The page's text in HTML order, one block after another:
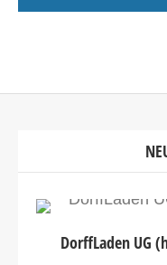
DorffLaden UG